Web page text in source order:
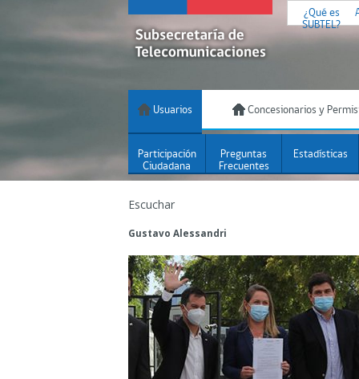
¿Qué es
SUBTEL?
Usuarios Concesionarios y
Participación
Ciudadana
Preguntas
Frecuentes
Estadísticas
Escuchar
Gustavo Alessandri